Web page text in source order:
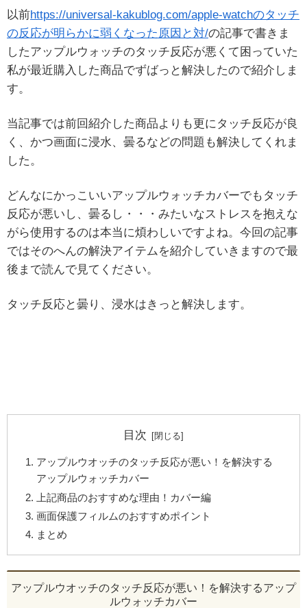
以前https://universal-kakublog.com/apple-watchのタッチ
の反応が明らかに弱くなった原因と対/の記事で書きま
したアップルウォッチのタッチ反応が悪くて困っていた
私が最近購入した商品でずばっと解決したので紹介しま
す。
当記事では前回紹介した商品よりも更にタッチ反応が良
く、かつ画面に浸水、曇るなどの問題も解決してくれま
した。
どんなにかっこいいアップルウォッチカバーでもタッチ
反応が悪いし、曇るし・・・みたいなストレスを抱えな
がら使用するのは本当に煩わしいですよね。今回の記事
ではそのへんの解決アイテムを紹介していきますので最
後まで読んで見てください。
タッチ反応と曇り、浸水はきっと解決します。
目次
アップルウオッチのタッチ反応が悪い！を解決する
アップルウォッチカバー
上記商品のおすすめな理由！カバー編
画面保護フィルムのおすすめポイント
まとめ
アップルウオッチのタッチ反応が悪い！を解決するアップ
ルウォッチカバー